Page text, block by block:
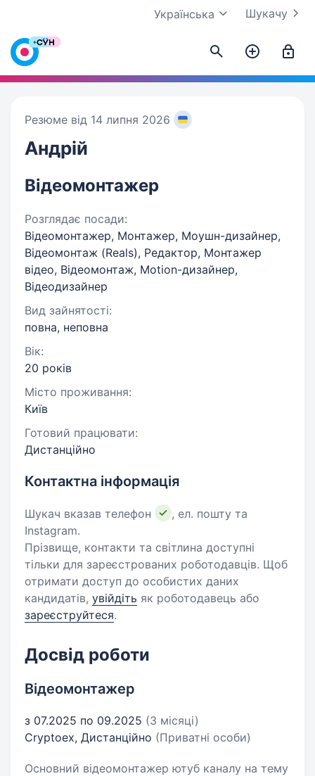
Шукачу
Українська
Резюме від 14 липня 2026
Андрій
Відеомонтажер
Розглядає посади:
Відеомонтажер, Монтажер, Моушн-дизайнер,
Відеомонтаж (Reals), Редактор, Монтажер
відео, Відеомонтаж, Motion-дизайнер,
Відеодизайнер
Вид зайнятості:
повна, неповна
Вік:
20 років
Місто проживання:
Київ
Готовий працювати:
Дистанційно
Контактна інформація
Шукач вказав телефон
, ел. пошту та
Instagram.
Прізвище, контакти та світлина доступні
тільки для зареєстрованих роботодавців. Щоб
отримати доступ до особистих даних
кандидатів, увійдіть як роботодавець або
зареєструйтеся.
Досвід роботи
Відеомонтажер
з 07.2025 по 09.2025 (3 місяці)
Cryptoex, Дистанційно (Приватні особи)
Основний відеомонтажер ютуб каналу на тему